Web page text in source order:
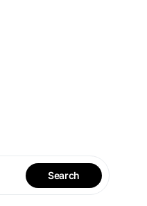
Search